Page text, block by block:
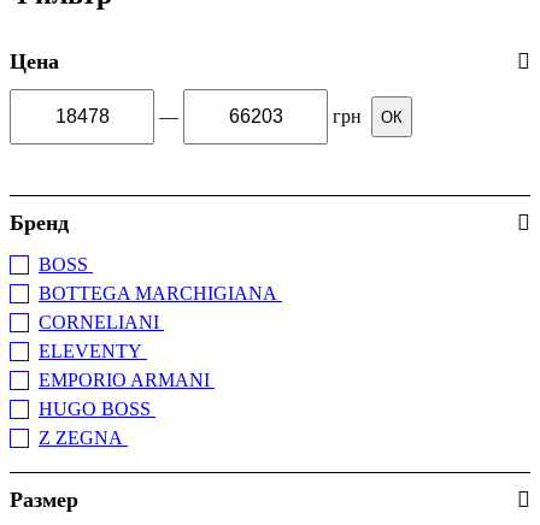
Цена
— грн ОК
Бренд
BOSS
BOTTEGA MARCHIGIANA
CORNELIANI
ELEVENTY
EMPORIO ARMANI
HUGO BOSS
Z ZEGNA
Размер